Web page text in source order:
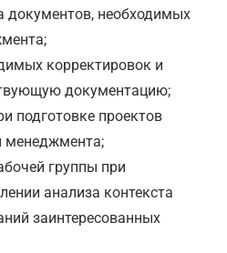
документов, необходимых
корректировок и
документацию;
подготовке проектов
менеджмента;
группы при
анализа контекста
заинтересованных